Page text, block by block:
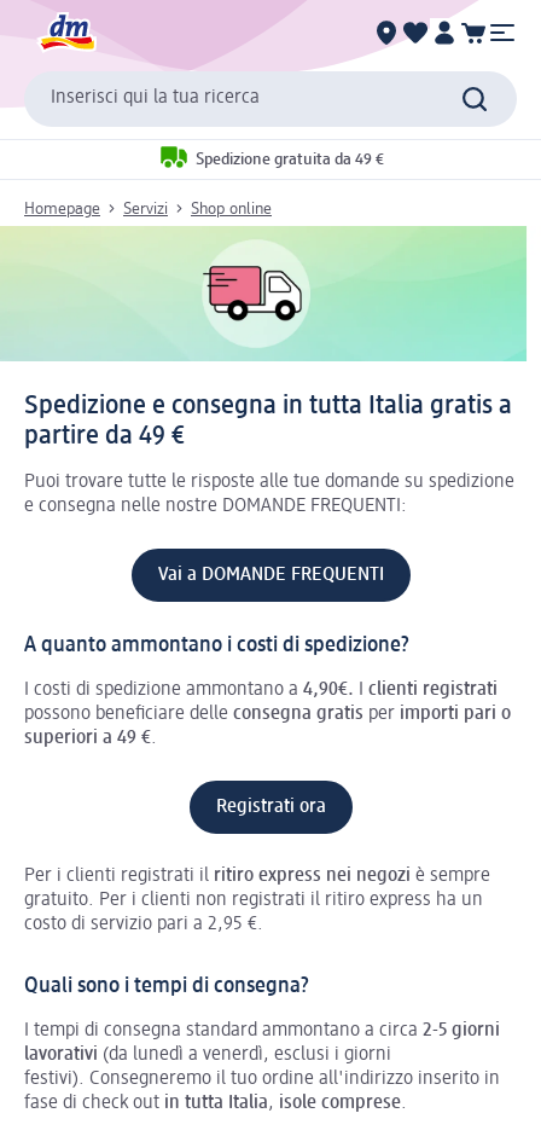
Inserisci qui la tua ricerca
Spedizione gratuita da 49 €
Homepage Servizi Shop online
Spedizione e consegna in tutta Italia gratis a
partire da 49 €
Puoi trovare tutte le risposte alle tue domande su spedizione
e consegna nelle nostre DOMANDE FREQUENTI:
Vai a DOMANDE FREQUENTI
A quanto ammontano i costi di spedizione?
I costi di spedizione ammontano a 4,90€.
clienti registrati
possono beneficiare delle consegna gratis per importi pari o
superiori a 49 €.
Registrati ora
Per i clienti registrati il ritiro express nei negozi è sempre
gratuito. Per i clienti non registrati il ritiro express ha un
costo di servizio pari a 2,95 €.
Quali sono i tempi di consegna?
I tempi di consegna standard ammontano a circa 2-5 giorni
lavorativi (da lunedì a venerdì, esclusi i giorni
festivi). Consegneremo il tuo ordine all'indirizzo inserito in
fase di check out in tutta Italia, isole comprese.